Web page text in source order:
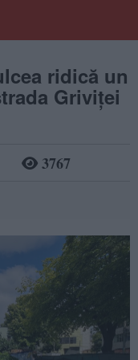
ridică un
Griviței
3767